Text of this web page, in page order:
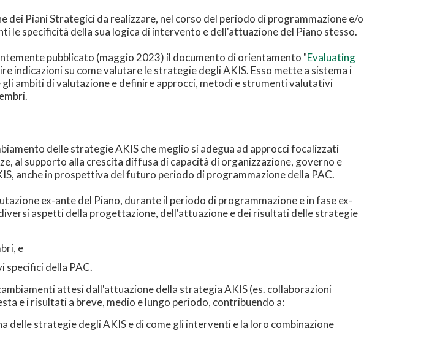
dei Piani Strategici da realizzare, nel corso del periodo di programmazione e/o
le specificità della sua logica di intervento e dell'attuazione del Piano stesso.
pubblicato (maggio 2023) il documento di orientamento "Evaluating
indicazioni su come valutare le strategie degli AKIS. Esso mette a sistema i
ambiti di valutazione e definire approcci, metodi e strumenti valutativi
delle strategie AKIS che meglio si adegua ad approcci focalizzati
al supporto alla crescita diffusa di capacità di organizzazione, governo e
anche in prospettiva del futuro periodo di programmazione della PAC.
ex-ante del Piano, durante il periodo di programmazione e in fase ex-
aspetti della progettazione, dell'attuazione e dei risultati delle strategie
e
della PAC.
attesi dall'attuazione della strategia AKIS (es. collaborazioni
e i risultati a breve, medio e lungo periodo, contribuendo a:
delle strategie degli AKIS e di come gli interventi e la loro combinazione